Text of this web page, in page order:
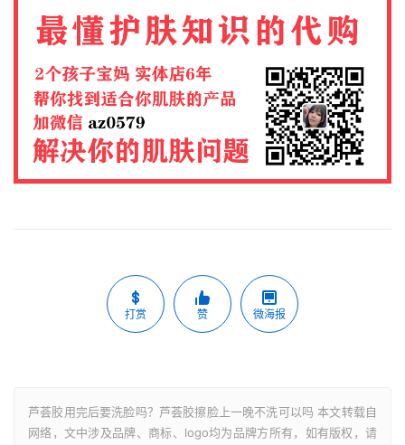
打赏 赞 微海报
芦荟胶用完后要洗脸吗？芦荟胶擦脸上一晚不洗可以吗 本文转载自
网络，文中涉及品牌、商标、logo均为品牌方所有，如有版权，请